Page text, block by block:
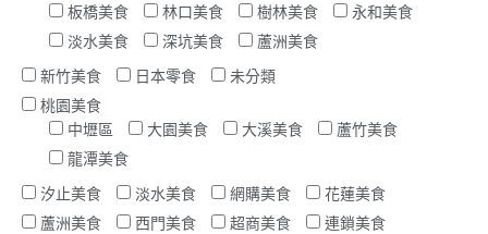
板橋美食
林口美食 樹林美食
永和美食
淡水美食
深坑美食
蘆洲美食
新竹美食
日本零食
未分類
桃園美食
中壢區
大園美食 大溪美食
蘆竹美食
龍潭美食
汐止美食
淡水美食 網購美食
花蓮美食
蘆洲美食
西門美食 超商美食
連鎖美食